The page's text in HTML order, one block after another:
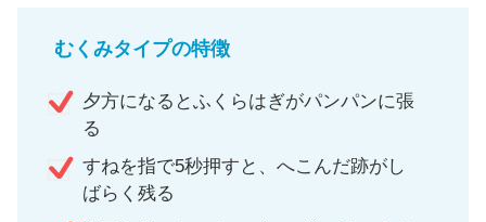
むくみタイプの特徴
夕方になるとふくらはぎがパンパンに張
る
すねを指で5秒押すと、へこんだ跡がし
ばらく残る